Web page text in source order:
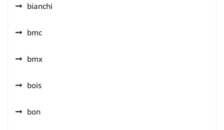
bianchi
bmc
bmx
bois
bon